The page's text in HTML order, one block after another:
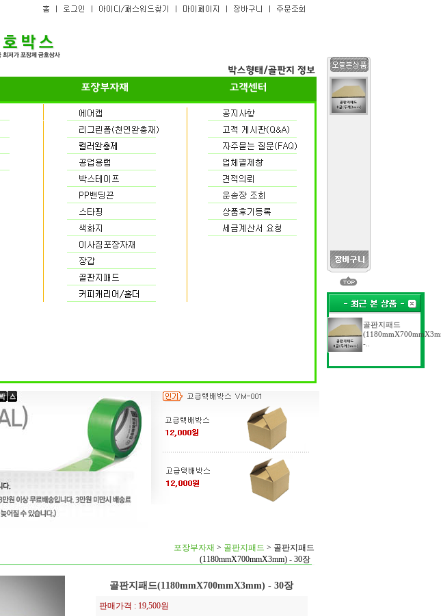
포장부자재 > 골판지패드 > 골판지패드
(1180mmX700mmX3mm) - 30장
골판지패드(1180mmX700mmX3mm) - 30장
판매가격 : 19,500원
골판지패드
-..